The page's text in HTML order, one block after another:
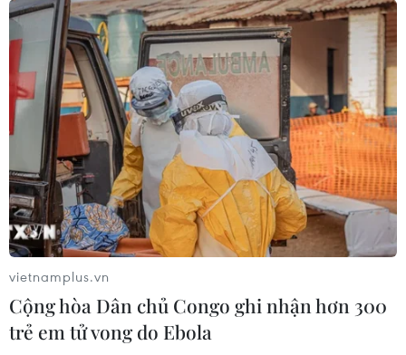
hóa đặc sắc, bền bỉ của người Việt giữa những
đổi thay của cuộc sống./.
(TTXVN/Vietnam+)
vietnamplus.vn
Cộng hòa Dân chủ Congo ghi nhận hơn 300
trẻ em tử vong do Ebola